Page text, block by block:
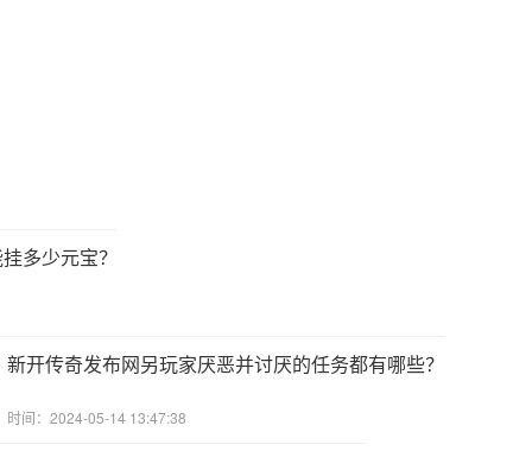
多少元宝？
新开传奇发布网另玩家厌恶并讨厌的任务都有哪些？
时间：2024-05-14 13:47:38